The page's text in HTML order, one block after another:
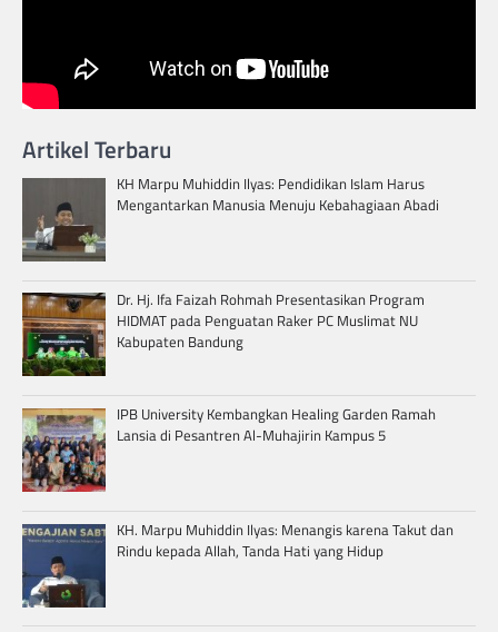
Artikel Terbaru
KH Marpu Muhiddin Ilyas: Pendidikan Islam Harus
Mengantarkan Manusia Menuju Kebahagiaan Abadi
Dr. Hj. Ifa Faizah Rohmah Presentasikan Program
HIDMAT pada Penguatan Raker PC Muslimat NU
Kabupaten Bandung
IPB University Kembangkan Healing Garden Ramah
Lansia di Pesantren Al-Muhajirin Kampus 5
KH. Marpu Muhiddin Ilyas: Menangis karena Takut dan
Rindu kepada Allah, Tanda Hati yang Hidup